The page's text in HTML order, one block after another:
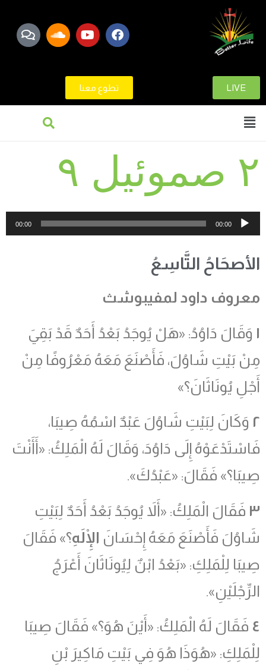
LIVE تطوع معنا
٢ صموئيل ٩
مشغل
00:00
00:00
الأصحَاحُ التَّاسِعُ
معروف داود لمفيبوشث
١ وَقَالَ دَاوُدُ: «هَلْ يُوجَدُ بَعْدُ أَحَدٌ قَدْ بَقِيَ
مِنْ بَيْتِ شَاوُلَ، فَأَصْنَعَ مَعَهُ مَعْرُوفًا مِنْ
أَجْلِ يُونَاثَانَ؟»
٢ وَكَانَ لِبَيْتِ شَاوُلَ عَبْدٌ اسْمُهُ صِيبَا،
فَاسْتَدْعَوْهُ إِلَى دَاوُدَ، وَقَالَ لَهُ الْمَلِكُ: «أَأَنْتَ
صِيبَا؟» فَقَالَ: «عَبْدُكَ».
٣ فَقَالَ الْمَلِكُ: «أَلاَ يُوجَدُ بَعْدُ أَحَدٌ لِبَيْتِ
شَاوُلَ فَأَصْنَعَ مَعَهُ إِحْسَانَ الْإِلَهِ؟» فَقَالَ
صِيبَا لِلْمَلِكِ: «بَعْدُ ابْنٌ لِيُونَاثَانَ أَعْرَجُ
الرِّجْلَيْنِ».
٤ فَقَالَ لَهُ الْمَلِكُ: «أَيْنَ هُوَ؟» فَقَالَ صِيبَا
لِلْمَلِكِ: «هُوَذَا هُوَ فِي بَيْتِ مَاكِيرَ بْنِ